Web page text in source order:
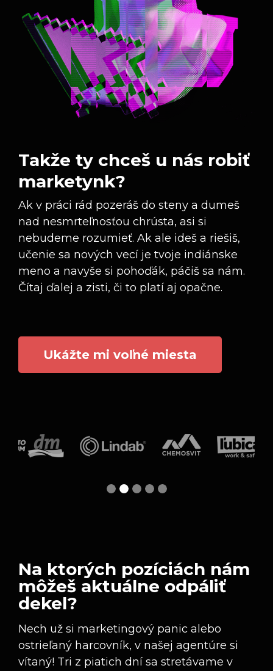
Takže ty chceš u nás robiť
marketynk?
Ak v práci rád pozeráš do steny a dumeš
nad nesmrteľnosťou chrústa, asi si
nebudeme rozumieť. Ak ale ideš a riešiš,
učenie sa nových vecí je tvoje indiánske
meno a navyše si pohoďák, páčiš sa nám.
Čítaj ďalej a zisti, či to platí aj opačne.
Ukážte mi voľné miesta
Na ktorých pozíciách nám
môžeš aktuálne odpáliť
dekel?
Nech už si marketingový panic alebo
ostrieľaný harcovník, v našej agentúre si
vítaný! Tri z piatich dní sa stretávame v